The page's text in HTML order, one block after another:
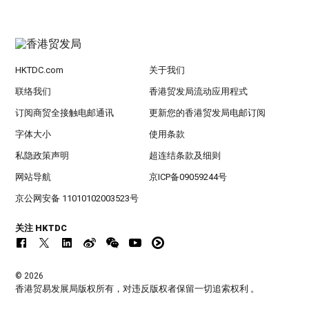
HKTDC.com 关于我们
联络我们 香港贸发局流动应用程式
订阅商贸全接触电邮通讯 更新您的香港贸发局电邮订阅
字体大小 使用条款
私隐政策声明 超连结条款及细则
网站导航 京ICP备09059244号
京公网安备 11010102003523号
关注 HKTDC
© 2026
香港贸易发展局版权所有，对违反版权者保留一切追索权利 。